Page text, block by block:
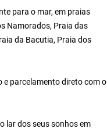
para o mar, em praias
Namorados, Praia das
da Bacutia, Praia dos
e parcelamento direto com o
lar dos seus sonhos em